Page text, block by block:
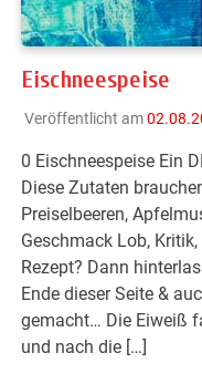
Eischneespeise
Veröffentlicht am
0 Eischneespeise Ein
Diese Zutaten
Preiselbeeren,
Geschmack Lob,
Rezept? Dann
Ende dieser Seite &
gemacht… Die Eiweiß
und nach die […]